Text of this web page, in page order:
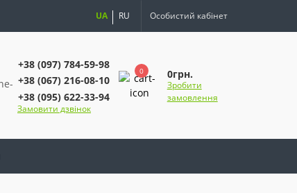
UA RU Особистий кабінет
+38 (097) 784-59-98
+38 (067) 216-08-10
+38 (095) 622-33-94
Замовити дзвінок
0 0грн.
Зробити
замовлення